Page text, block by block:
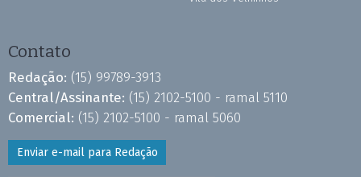
Contato
Redação: (15) 99789-3913
Central/Assinante: (15) 2102-5100 - ramal 5110
Comercial: (15) 2102-5100 - ramal 5060
Enviar e-mail para Redação